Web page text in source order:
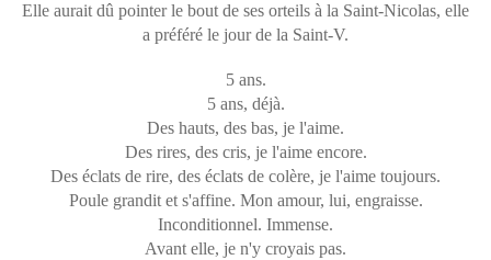
Elle aurait dû pointer le bout de ses orteils à la Saint-Nicolas, elle
a préféré le jour de la Saint-V.
5 ans.
5 ans, déjà.
Des hauts, des bas, je l'aime.
Des rires, des cris, je l'aime encore.
Des éclats de rire, des éclats de colère, je l'aime toujours.
Poule grandit et s'affine. Mon amour, lui, engraisse.
Inconditionnel. Immense.
Avant elle, je n'y croyais pas.